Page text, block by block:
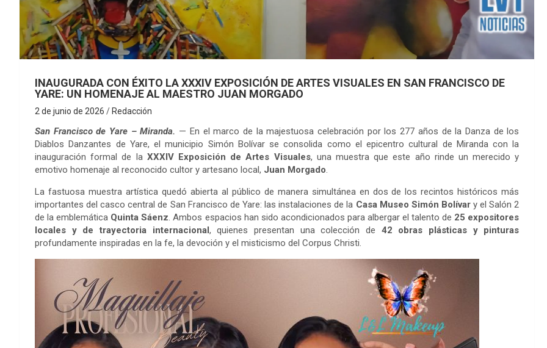
INAUGURADA CON ÉXITO LA XXXIV EXPOSICIÓN DE ARTES VISUALES EN SAN FRANCISCO DE
YARE: UN HOMENAJE AL MAESTRO JUAN MORGADO
2 de junio de 2026 Redacción
San Francisco de Yare – Miranda. — En el marco de la majestuosa celebración por los 277 años de la Danza de los
Diablos Danzantes de Yare, el municipio Simón Bolívar se consolida como el epicentro cultural de Miranda con la
inauguración formal de la XXXIV Exposición de Artes Visuales, una muestra que este año rinde un merecido y
emotivo homenaje al reconocido cultor y artesano local, Juan Morgado.
La fastuosa muestra artística quedó abierta al público de manera simultánea en dos de los recintos históricos más
importantes del casco central de San Francisco de Yare: las instalaciones de la Casa Museo Simón Bolívary el Salón 2
de la emblemática Quinta Sáenz. Ambos espacios han sido acondicionados para albergar el talento de 25 expositores
locales y de trayectoria internacional, quienes presentan una colección de 42 obras plásticas y pinturas
profundamente inspiradas en la fe, la devoción y el misticismo del Corpus Christi.